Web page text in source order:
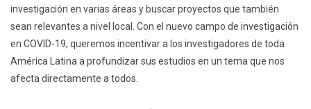
investigación en varias áreas y buscar proyectos que también
sean relevantes a nivel local. Con el nuevo campo de investigación
en COVID-19, queremos incentivar a los investigadores de toda
América Latina a profundizar sus estudios en un tema que nos
afecta directamente a todos.